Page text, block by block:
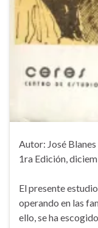
Autor: José Blanes
1ra Edición,
El presente
operando en las
ello, se ha